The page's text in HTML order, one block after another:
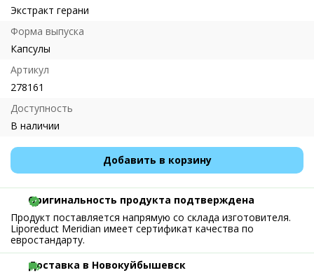
Экстракт герани
Форма выпуска
Капсулы
Артикул
278161
Доступность
В наличии
Добавить в корзину
Оригинальность продукта подтверждена
Продукт поставляется напрямую со склада изготовителя.
Liporeduct Meridian имеет сертификат качества по
евростандарту.
Доставка в Новокуйбышевск